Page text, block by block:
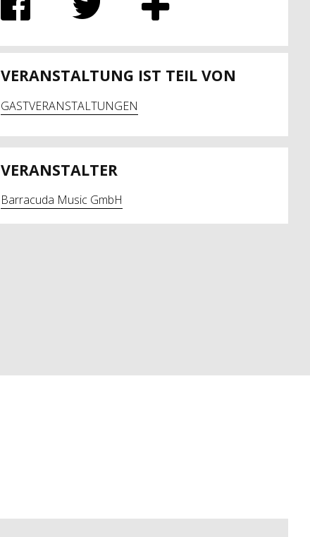
VERANSTALTUNG IST TEIL VON
GASTVERANSTALTUNGEN
VERANSTALTER
Barracuda Music GmbH